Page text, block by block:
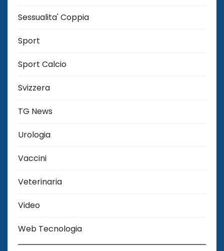
Sessualita' Coppia
Sport
Sport Calcio
Svizzera
TG News
Urologia
Vaccini
Veterinaria
Video
Web Tecnologia